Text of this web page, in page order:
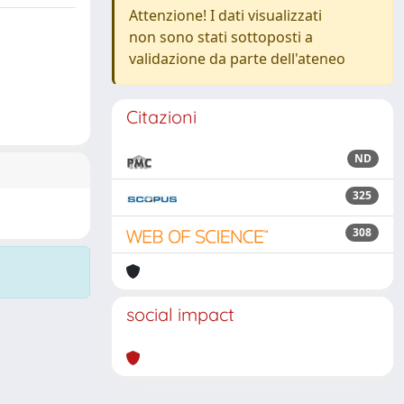
Attenzione! I dati visualizzati
non sono stati sottoposti a
validazione da parte dell'ateneo
Citazioni
ND
325
308
social impact